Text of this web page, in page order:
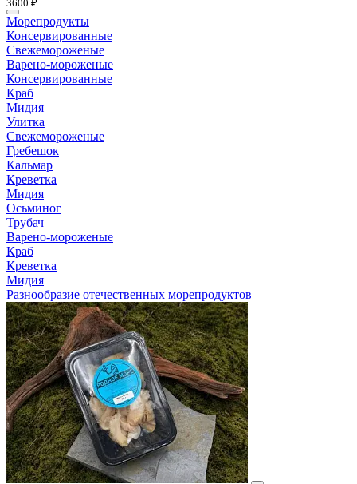
3600 ₽
Морепродукты
Консервированные
Свежемороженые
Варено-мороженые
Консервированные
Краб
Мидия
Улитка
Свежемороженые
Гребешок
Кальмар
Креветка
Мидия
Осьминог
Трубач
Варено-мороженые
Краб
Креветка
Мидия
Разнообразие отечественных морепродуктов